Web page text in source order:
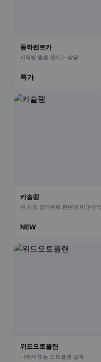
동하렌트카
지역별 맞춤 렌트카 상담
특가
카슐랭
전 차종 장기렌트 한번에 비교견적
NEW
위드오토플랜
나에게 맞는 오토플랜 설계